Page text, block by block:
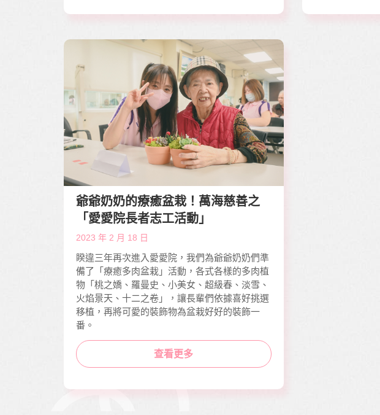
爺爺奶奶的療癒盆栽！萬海慈善之
「愛愛院長者志工活動」
2023 年 2 月 18 日
睽違三年再次進入愛愛院，我們為爺爺奶奶們準
備了「療癒多肉盆栽」活動，各式各樣的多肉植
物「桃之嬌、羅曼史、小美女、超級春、淡雪、
火焰景天、十二之卷」，讓長輩們依據喜好挑選
移植，再將可愛的裝飾物為盆栽好好的裝飾一
番。
查看更多